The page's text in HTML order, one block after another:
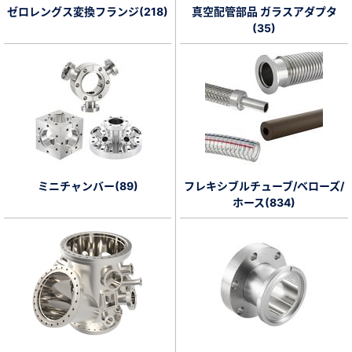
ゼロレングス変換フランジ(218)
真空配管部品 ガラスアダプタ
(35)
ミニチャンバー(89)
フレキシブルチューブ/ベローズ/
ホース(834)